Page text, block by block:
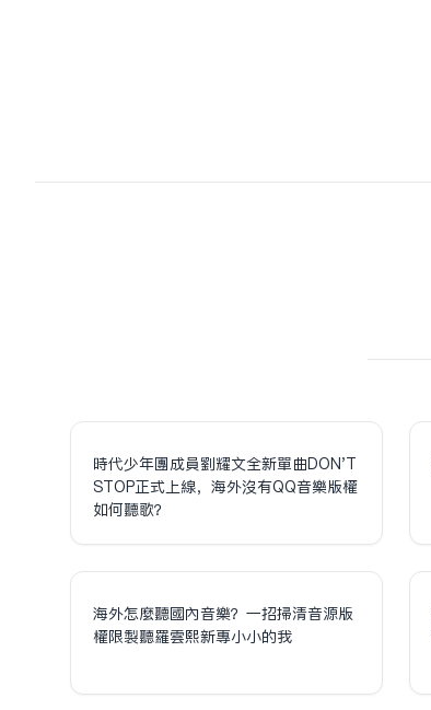
時代少年團成員劉耀文全新單曲DON'T
STOP正式上線，海外沒有QQ音樂版權
如何聽歌？
海外怎麼聽國內音樂？一招掃清音源版
權限制聽羅雲熙新專小小的我